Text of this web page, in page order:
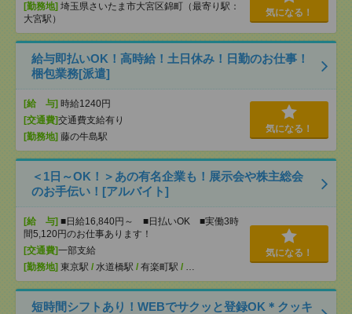
[勤務地] 埼玉県さいたま市大宮区錦町（最寄り駅：
大宮駅）
気になる！
給与即払いOK！高時給！土日休み！日勤のお仕事！
梱包業務[派遣]
[給 与] 時給1240円
[交通費]交通費支給有り
[勤務地] 藤の牛島駅
気になる！
＜1日～OK！＞あの有名企業も！展示会や株主総会
のお手伝い！[アルバイト]
[給 与] ■日給16,840円～ ■日払いOK ■実働3時
間5,120円のお仕事あります！
[交通費]一部支給
[勤務地] 東京駅 / 水道橋駅 / 有楽町駅 / …
気になる！
短時間シフトあり！WEBでサクッと登録OK＊クッキ